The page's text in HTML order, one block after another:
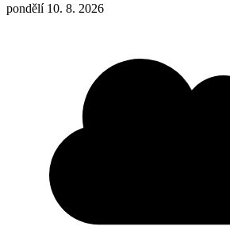
pondělí 10. 8. 2026